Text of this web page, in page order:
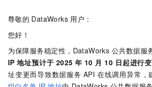
尊敬的 DataWorks 用户：
您好！
为保障服务稳定性，DataWorks 公共数据服
IP 地址预计于 2025 年 10 月 10 日起进行
址变更而导致数据服务 API 在线调用异常，